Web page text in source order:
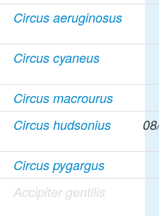
Circus aeruginosus
Circus cyaneus
Circus macrourus
Circus hudsonius
Circus pygargus
Accipiter gentilis